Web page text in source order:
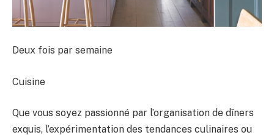
Deux fois par semaine
Cuisine
Que vous soyez passionné par l’organisation de dîners
exquis, l’expérimentation des tendances culinaires ou